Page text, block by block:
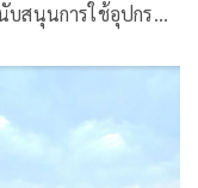
บสนุนการใช้อุปกรณ์